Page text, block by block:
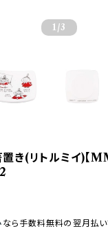
1 /3
き(リトルミイ)【
なら 手数料無料の 翌月払